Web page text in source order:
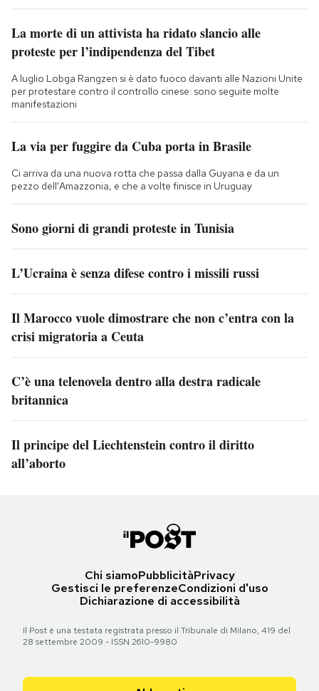
La morte di un attivista ha ridato slancio alle
proteste per l’indipendenza del Tibet
A luglio Lobga Rangzen si è dato fuoco davanti alle Nazioni Unite
per protestare contro il controllo cinese: sono seguite molte
manifestazioni
La via per fuggire da Cuba porta in Brasile
Ci arriva da una nuova rotta che passa dalla Guyana e da un
pezzo dell'Amazzonia, e che a volte finisce in Uruguay
Sono giorni di grandi proteste in Tunisia
L’Ucraina è senza difese contro i missili russi
Il Marocco vuole dimostrare che non c’entra con la
crisi migratoria a Ceuta
C’è una telenovela dentro alla destra radicale
britannica
Il principe del Liechtenstein contro il diritto
all’aborto
Chi siamoPubblicitàPrivacy
Gestisci le preferenzeCondizioni d'uso
Dichiarazione di accessibilità
Il Post è una testata registrata presso il Tribunale di Milano, 419 del
28 settembre 2009 - ISSN 2610-9980